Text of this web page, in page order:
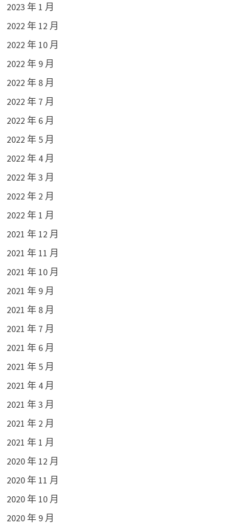
2023 年 1 月
2022 年 12 月
2022 年 10 月
2022 年 9 月
2022 年 8 月
2022 年 7 月
2022 年 6 月
2022 年 5 月
2022 年 4 月
2022 年 3 月
2022 年 2 月
2022 年 1 月
2021 年 12 月
2021 年 11 月
2021 年 10 月
2021 年 9 月
2021 年 8 月
2021 年 7 月
2021 年 6 月
2021 年 5 月
2021 年 4 月
2021 年 3 月
2021 年 2 月
2021 年 1 月
2020 年 12 月
2020 年 11 月
2020 年 10 月
2020 年 9 月